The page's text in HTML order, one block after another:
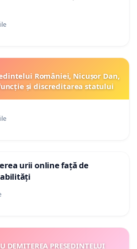
României, Nicușor Dan,
și discreditarea statului
urii online față de
DEMITEREA PREȘEDINTELUI